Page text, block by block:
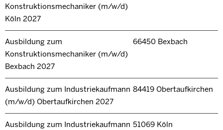
Konstruktionsmechaniker (m/w/d)
Köln 2027
Ausbildung zum
Konstruktionsmechaniker (m/w/d)
Bexbach 2027
66450 Bexbach
Ausbildung zum Industriekaufmann
(m/w/d) Obertaufkirchen 2027
84419 Obertaufkirchen
Ausbildung zum Industriekaufmann 51069 Köln